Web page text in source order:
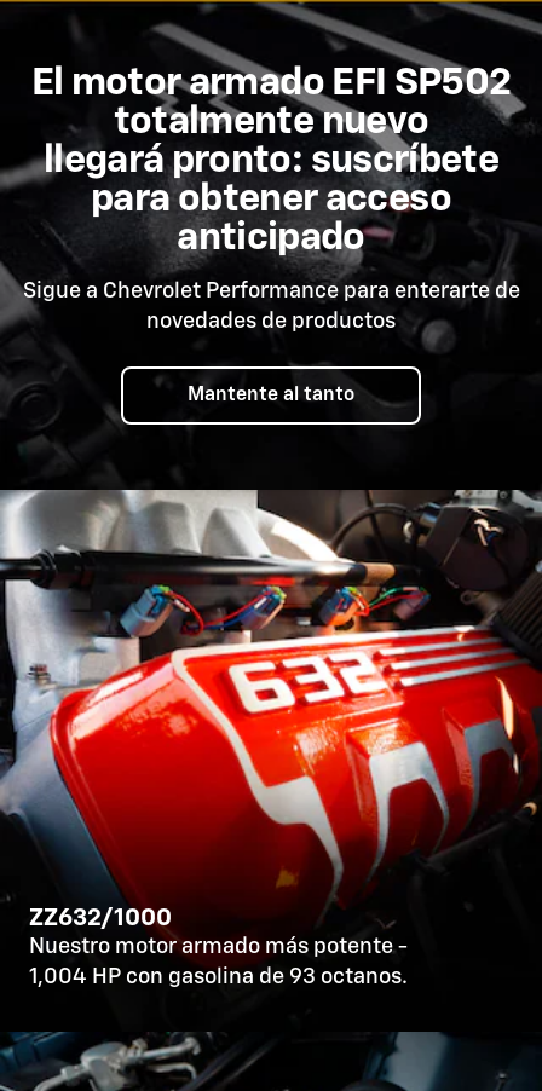
El motor armado EFI SP502
totalmente nuevo
llegará pronto: suscríbete
para obtener acceso
anticipado
Sigue a Chevrolet Performance para enterarte de
novedades de productos
Mantente al tanto
ZZ632/1000
Nuestro motor armado más potente -
1,004 HP con gasolina de 93 octanos.